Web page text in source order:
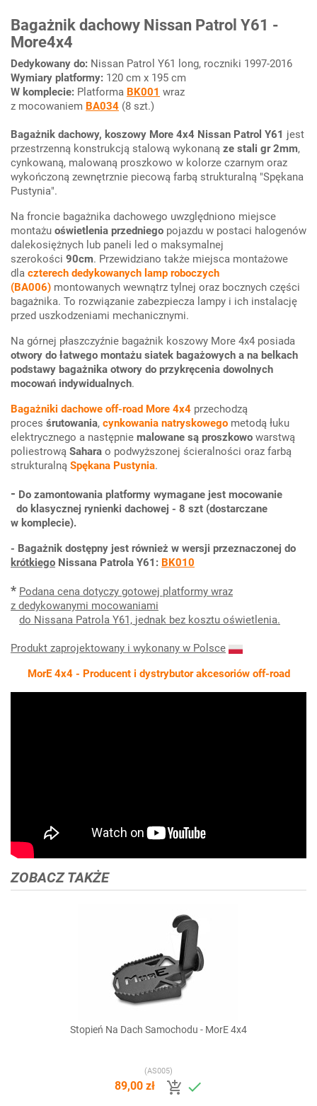
Bagażnik dachowy Nissan Patrol Y61 -
More4x4
Dedykowany do: Nissan Patrol Y61 long, roczniki 1997-2016
Wymiary platformy: 120 cm x 195 cm
W komplecie: Platforma BK001 wraz
z mocowaniem BA034 (8 szt.)
Bagażnik dachowy, koszowy More 4x4 Nissan Patrol Y61 jest
przestrzenną konstrukcją stalową wykonaną ze stali gr 2mm,
cynkowaną, malowaną proszkowo w kolorze czarnym oraz
wykończoną zewnętrznie piecową farbą strukturalną "Spękana
Pustynia".
Na froncie bagażnika dachowego uwzględniono miejsce
montażu oświetlenia przedniego pojazdu w postaci halogenów
dalekosiężnych lub paneli led o maksymalnej
szerokości 90cm. Przewidziano także miejsca montażowe
dla czterech dedykowanych lamp roboczych
(BA006) montowanych wewnątrz tylnej oraz bocznych części
bagażnika. To rozwiązanie zabezpiecza lampy i ich instalację
przed uszkodzeniami mechanicznymi.
Na górnej płaszczyźnie bagażnik koszowy More 4x4 posiada
otwory do łatwego montażu siatek bagażowych a na belkach
podstawy bagażnika otwory do przykręcenia dowolnych
mocowań indywidualnych.
Bagażniki dachowe off-road More 4x4 przechodzą
proces śrutowania, cynkowania natryskowego metodą łuku
elektrycznego a następnie malowane są proszkowo warstwą
poliestrową Sahara o podwyższonej ścieralności oraz farbą
strukturalną Spękana Pustynia.
- Do zamontowania platformy wymagane jest mocowanie
do klasycznej rynienki dachowej - 8 szt (dostarczane
w komplecie).
- Bagażnik dostępny jest również w wersji przeznaczonej do
krótkiego Nissana Patrola Y61: BK010
* Podana cena dotyczy gotowej platformy wraz
z dedykowanymi mocowaniami
do Nissana Patrola Y61, jednak bez kosztu oświetlenia.
Produkt zaprojektowany i wykonany w Polsce
MorE 4x4 - Producent i dystrybutor akcesoriów off-road
ZOBACZ TAKŻE
Stopień Na Dach Samochodu - MorE 4x4
(AS005)
89,00 zł  